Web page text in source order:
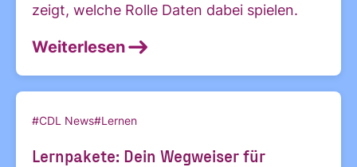
zeigt, welche Rolle Daten dabei spielen.
Weiterlesen
#CDL News#Lernen
Lernpakete: Dein Wegweiser für